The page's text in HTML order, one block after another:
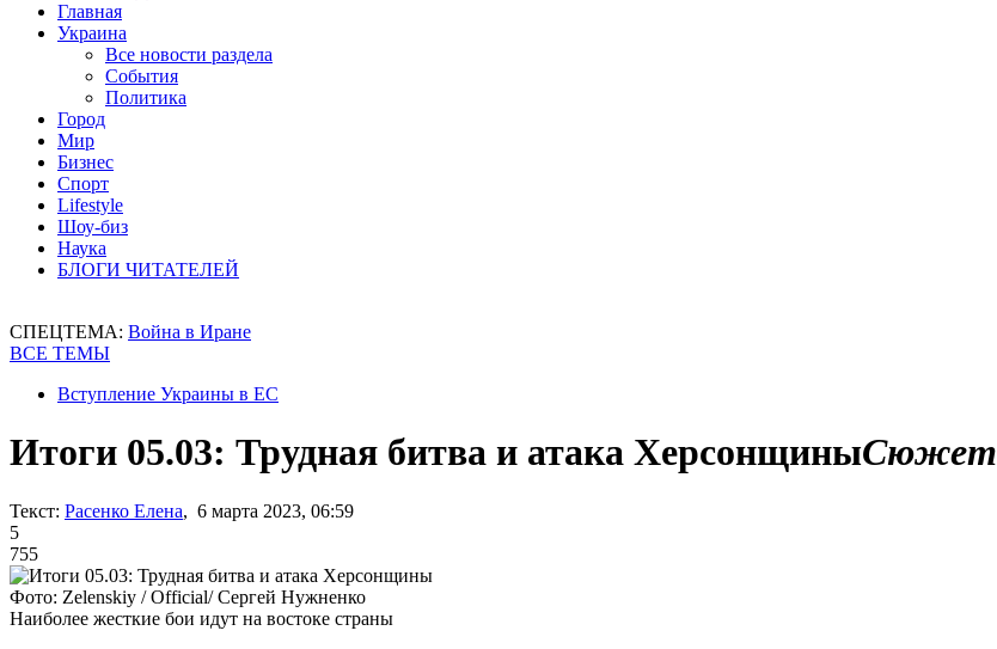
Главная
Украина
Все новости раздела
События
Политика
Город
Мир
Бизнес
Спорт
Lifestyle
Шоу-биз
Наука
БЛОГИ ЧИТАТЕЛЕЙ
СПЕЦТЕМА: Война в Иране
ВСЕ ТЕМЫ
Вступление Украины в ЕС
Итоги 05.03: Трудная битва и атака ХерсонщиныСюжет
Текст: Расенко Елена, 6 марта 2023, 06:59
5
755
Фото: Zelenskiy / Official/ Сергей Нужненко
Наиболее жесткие бои идут на востоке страны